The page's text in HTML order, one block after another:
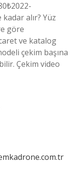
alır? Yüz
göre
ve katalog
çekim başına
Çekim video